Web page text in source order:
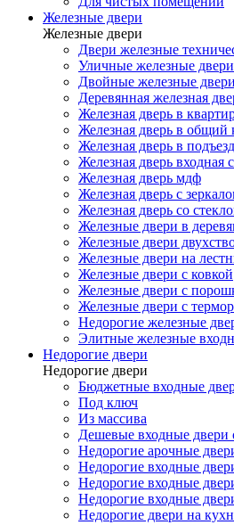
Железные двери
Железные двери
Двери железные
Уличные железные двери
Двойные железные двери
Деревянная железная
Железная дверь в
Железная дверь в общий
Железная дверь в подъезд
Железная дверь входная
Железная дверь мдф
Железная дверь с
Железная дверь со
Железные двери в
Железные двери
Железные двери на
Железные двери с ковкой
Железные двери с
Железные двери с
Недорогие железные
Элитные железные
Недорогие двери
Недорогие двери
Бюджетные входные
Под ключ
Из массива
Дешевые входные двери
Недорогие арочные
Недорогие входные
Недорогие входные
Недорогие входные
Недорогие двери на